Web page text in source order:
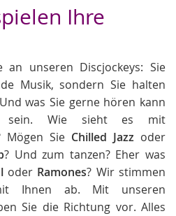
Ihre
an unseren Discjockeys: Sie
Musik, sondern Sie halten
was Sie gerne hören kann
sein. Wie sieht es mit
Mögen Sie Chilled Jazz oder
? Und zum tanzen? Eher was
oder Ramones? Wir stimmen
Ihnen ab. Mit unseren
Sie die Richtung vor. Alles